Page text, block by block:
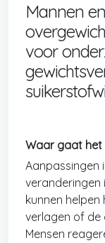
Mannen
voor
Waar gaat het
Aanpassingen
veranderingen
kunnen
verlagen of de
Mensen